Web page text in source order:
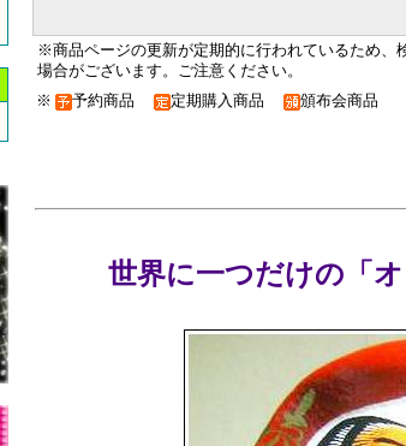
※商品ページの更新が定期的に行われているため、
場合がございます。ご注意ください。
※ 予約商品 定期購入商品 頒布会商品
世界に一つだけの「